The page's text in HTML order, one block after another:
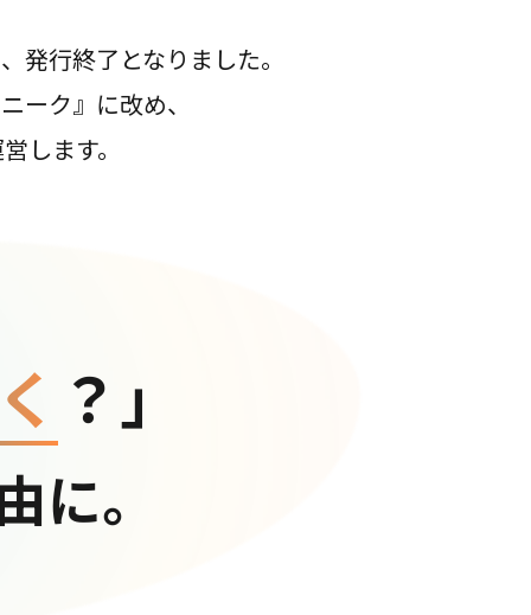
発行終了となりました。
ーク』に改め、
します。
？」
に。